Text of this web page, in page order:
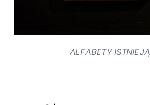
ALFABETY ISTNIEJĄ